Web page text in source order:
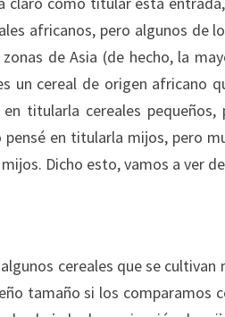
africanos, pero algunos de
de Asia (de hecho, la
un cereal de origen africano
titularla cereales
en titularla mijos, pero
Dicho esto, vamos a ver
cereales que se
tamaño si los comparamos